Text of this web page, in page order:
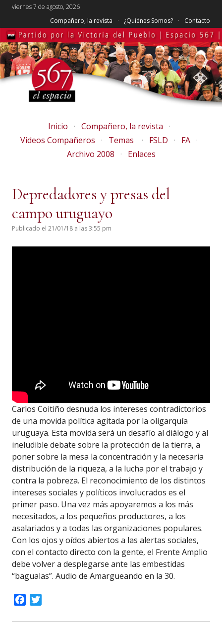
viernes 7 de agosto, 2026
Compañero, la revista
¿Quiénes Somos? Contacto
Inicio
Compañero, la revista
Videos Compañeros
Temas FSLD
FA
Archivo 2008
Enlaces
Depredadores y presas del
campo uruguayo
Publicado el 21/01/18 a las 3:55 pm
Carlos Coitiño desnuda los intereses contradictorios
de una movida política agitada por la oligarquía
uruguaya. Esta movida será un desafío al diálogo y al
ineludible debate sobre la protección de la tierra, a
poner sobre la mesa la concentración y la necesaria
distribución de la riqueza, a la lucha por el trabajo y
contra la pobreza. El reconocimiento de los distintos
intereses sociales y políticos involucrados es el
primer paso. Una vez más apoyaremos a los más
necesitados, a los pequeños productores, a los
asalariados y a todas las organizaciones populares.
Con los ojos y oídos abiertos a las alertas sociales,
con el contacto directo con la gente, el Frente Amplio
debe volver a desplegarse ante las embestidas
“bagualas”. Audio de Amargueando en la 30.
Facebook